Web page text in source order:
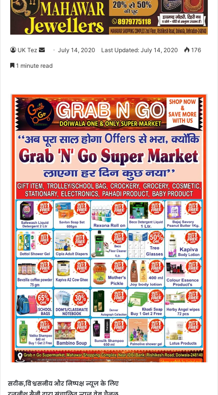
UK Tez
a
e
m
a
i
July 14, 2020 Last Updated: July 14, 2020 176
1 minute read
सटीक,विश्वसनीय और निष्पक्ष न्यूज़ के लिए